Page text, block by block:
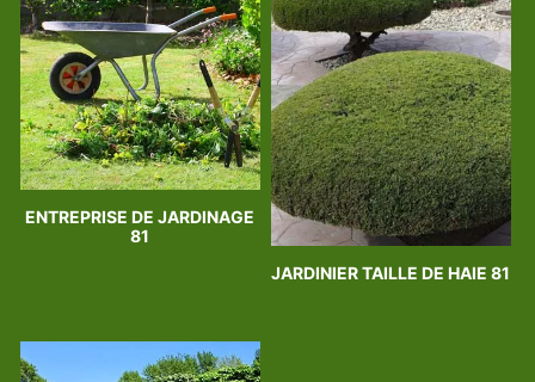
ENTREPRISE DE JARDINAGE
81
JARDINIER TAILLE DE HAIE 81